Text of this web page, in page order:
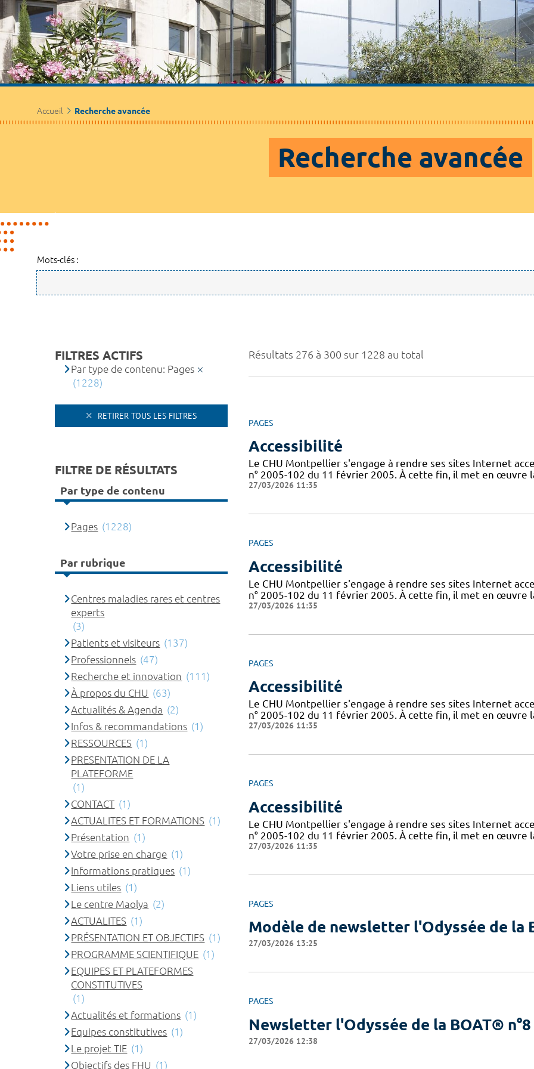
Accueil Recherche avancée
Recherche avancée
Mots-clés :
Résultats 276 à 300 sur 1228 au total
PAGES
Accessibilité
Le CHU Montpellier s'engage à rendre ses sites Internet
n° 2005-102 du 11 février 2005. À cette fin, il met en œuvre
27/03/2026 11:35
PAGES
Accessibilité
Le CHU Montpellier s'engage à rendre ses sites Internet
n° 2005-102 du 11 février 2005. À cette fin, il met en œuvre
27/03/2026 11:35
PAGES
Accessibilité
Le CHU Montpellier s'engage à rendre ses sites Internet
n° 2005-102 du 11 février 2005. À cette fin, il met en œuvre
27/03/2026 11:35
PAGES
Accessibilité
Le CHU Montpellier s'engage à rendre ses sites Internet
n° 2005-102 du 11 février 2005. À cette fin, il met en œuvre
27/03/2026 11:35
PAGES
Modèle de newsletter l'Odyssée de la
27/03/2026 13:25
PAGES
Newsletter l'Odyssée de la BOAT® n°8
27/03/2026 12:38
FILTRES ACTIFS
Par type de contenu: Pages
(1228)
RETIRER TOUS LES FILTRES
FILTRE DE RÉSULTATS
Par type de contenu
Pages (1228)
Par rubrique
Centres maladies rares et centres
experts
(3)
Patients et visiteurs (137)
Professionnels (47)
Recherche et innovation (111)
À propos du CHU (63)
Actualités & Agenda (2)
Infos & recommandations (1)
RESSOURCES (1)
PRESENTATION DE LA
PLATEFORME
(1)
CONTACT (1)
ACTUALITES ET FORMATIONS (1)
Présentation (1)
Votre prise en charge (1)
Informations pratiques (1)
Liens utiles (1)
Le centre Maolya (2)
ACTUALITES (1)
PRÉSENTATION ET OBJECTIFS (1)
PROGRAMME SCIENTIFIQUE (1)
EQUIPES ET PLATEFORMES
CONSTITUTIVES
(1)
Actualités et formations (1)
Equipes constitutives (1)
Le projet TIE (1)
Objectifs des FHU (1)